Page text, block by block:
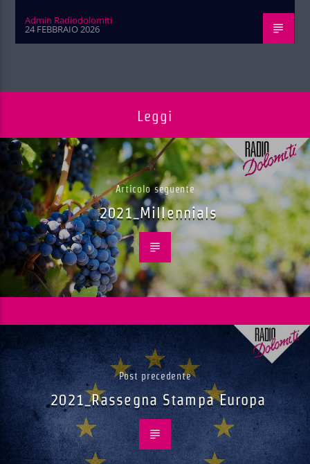
Admin Radiodolomiti
24 FEBBRAIO 2026
Leggi
Articolo seguente
2021_Millennials
Post precedente
2021_Rassegna Stampa Europa